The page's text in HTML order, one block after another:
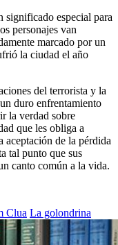
especial para
personajes van
marcado por un
la ciudad el año
del terrorista y la
duro enfrentamiento
la verdad sobre
que les obliga a
aceptación de la pérdida
tal punto que sus
canto común a la vida.
Clua La golondrina